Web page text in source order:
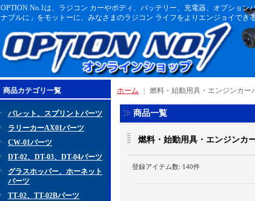
OPTION No.1は、ラジコン カーやボディ、バッテリー、充電器、オプショ
ナブルに」をモットーに、みなさまのラジコン ライフをよりエンジョイでき
商品カテゴリ一覧
バレット、スプリントパーツ
ラリーカーAX01パーツ
CW-01パーツ
DT-02、DT-03、DT-04パーツ
グラスホッパー、ホーネット
パーツ
TT-02、TT-02Bパーツ
ホーム 燃料・始動用具・エンジンカー
商品一覧
燃料・始動用具・エンジンカ
登録アイテム数: 140件